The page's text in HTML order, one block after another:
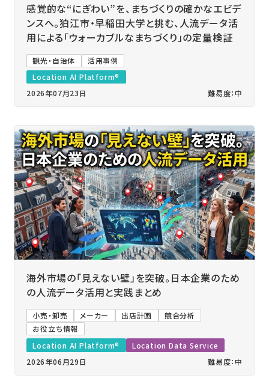
感覚的な“にぎわい”を、まちづくりの確かなエビデ
ンスへ。狛江市・早稲田大学と挑む、人流データ活
用による「ウォーカブルなまちづくり」の定量検証
観光・自治体
活用事例
Location AI Platform®
2026年07月23日
難易度：中
海外市場の「見えない壁」を突破。日本企業のため
の人流データ活用と実践まとめ
小売・卸売 メーカー 出店計画
競合分析
お役立ち情報
Location AI Platform®
Location Data Service
2026年06月29日
難易度：中